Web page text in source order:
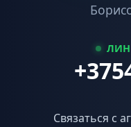
Связаться с